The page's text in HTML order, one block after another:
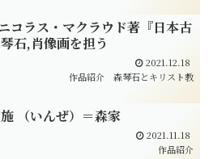
コラス・マクラウド著『日本古
石,肖像画を担う
2021.12.18
作品紹介
森琴石とキリスト教
（いんぜ）＝森家
2021.11.18
作品紹介